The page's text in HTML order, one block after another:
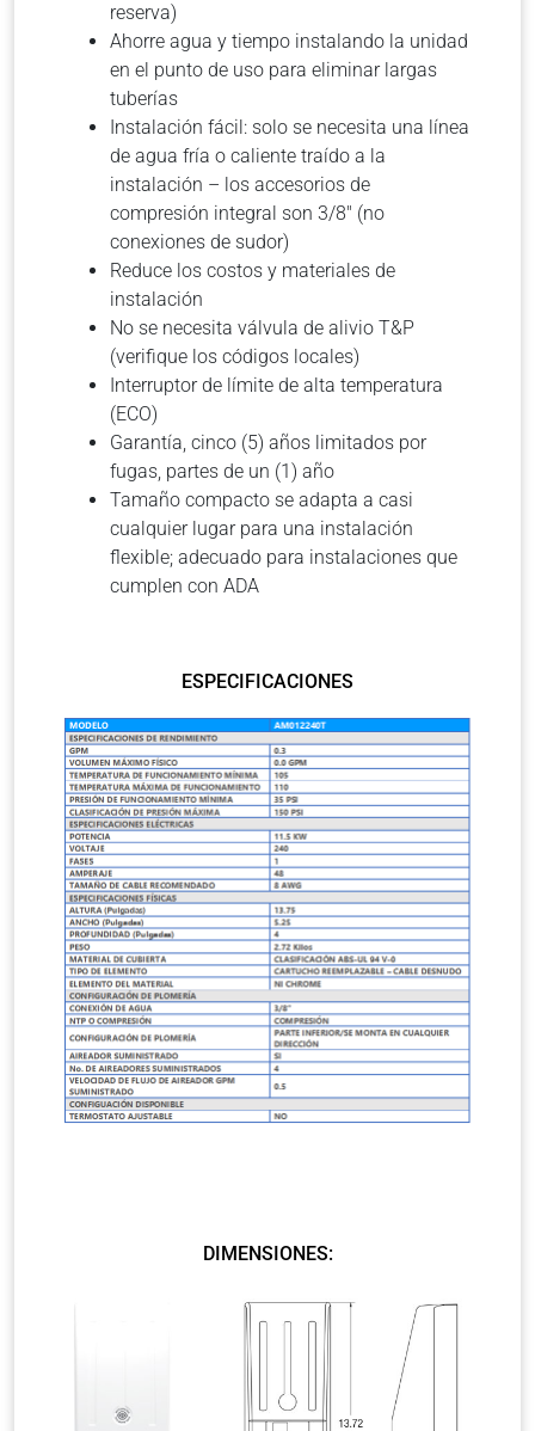
reserva)
Ahorre agua y tiempo instalando la unidad
en el punto de uso para eliminar largas
tuberías
Instalación fácil: solo se necesita una línea
de agua fría o caliente traído a la
instalación – los accesorios de
compresión integral son 3/8″ (no
conexiones de sudor)
Reduce los costos y materiales de
instalación
No se necesita válvula de alivio T&P
(verifique los códigos locales)
Interruptor de límite de alta temperatura
(ECO)
Garantía, cinco (5) años limitados por
fugas, partes de un (1) año
Tamaño compacto se adapta a casi
cualquier lugar para una instalación
flexible; adecuado para instalaciones que
cumplen con ADA
ESPECIFICACIONES
DIMENSIONES: